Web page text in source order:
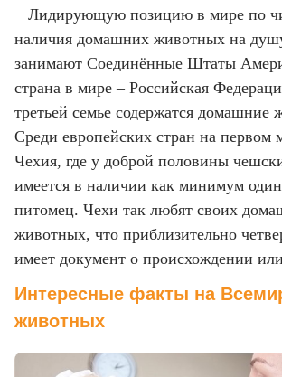
Лидирующую позицию в мире по
наличия домашних животных на
занимают Соединённые Штаты
страна в мире – Российская
третьей семье содержатся домашние
Среди европейских стран на первом
Чехия, где у доброй половины
имеется в наличии как минимум
питомец. Чехи так любят своих
животных, что приблизительно
имеет документ о происхождении
Интересные факты на
животных